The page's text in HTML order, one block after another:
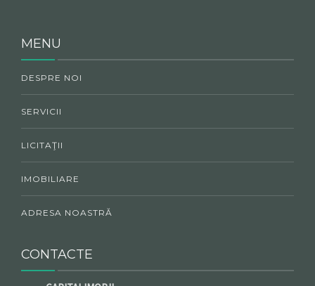
MENU
DESPRE NOI
SERVICII
LICITAŢII
IMOBILIARE
ADRESA NOASTRĂ
CONTACTE